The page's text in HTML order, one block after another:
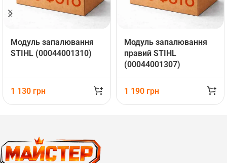
Модуль запалювання
STIHL (00044001310)
1 130 грн
Модуль запалювання
правий STIHL
(00044001307)
1 190 грн